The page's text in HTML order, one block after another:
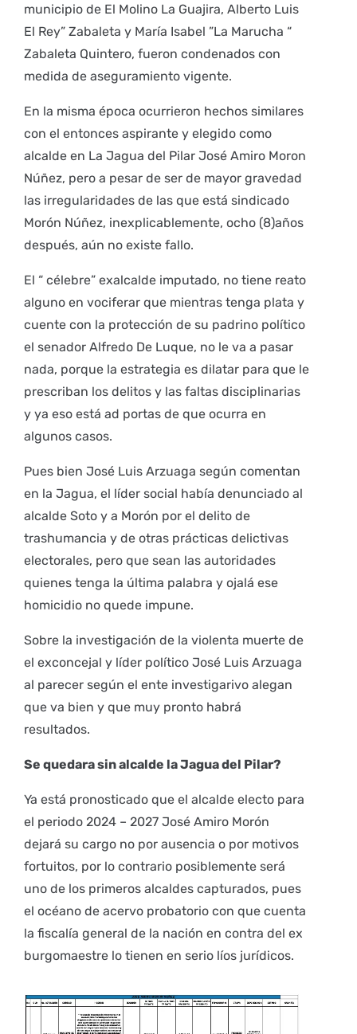
municipio de El Molino La Guajira, Alberto Luis
El Rey” Zabaleta y María Isabel ”La Marucha “
Zabaleta Quintero, fueron condenados con
medida de aseguramiento vigente.
En la misma época ocurrieron hechos similares
con el entonces aspirante y elegido como
alcalde en La Jagua del Pilar José Amiro Moron
Núñez, pero a pesar de ser de mayor gravedad
las irregularidades de las que está sindicado
Morón Núñez, inexplicablemente, ocho (8)años
después, aún no existe fallo.
El “ célebre” exalcalde imputado, no tiene reato
alguno en vociferar que mientras tenga plata y
cuente con la protección de su padrino político
el senador Alfredo De Luque, no le va a pasar
nada, porque la estrategia es dilatar para que le
prescriban los delitos y las faltas disciplinarias
y ya eso está ad portas de que ocurra en
algunos casos.
Pues bien José Luis Arzuaga según comentan
en la Jagua, el líder social había denunciado al
alcalde Soto y a Morón por el delito de
trashumancia y de otras prácticas delictivas
electorales, pero que sean las autoridades
quienes tenga la última palabra y ojalá ese
homicidio no quede impune.
Sobre la investigación de la violenta muerte de
el exconcejal y líder político José Luis Arzuaga
al parecer según el ente investigarivo alegan
que va bien y que muy pronto habrá
resultados.
Se quedara sin alcalde la Jagua del Pilar?
Ya está pronosticado que el alcalde electo para
el periodo 2024 – 2027 José Amiro Morón
dejará su cargo no por ausencia o por motivos
fortuitos, por lo contrario posiblemente será
uno de los primeros alcaldes capturados, pues
el océano de acervo probatorio con que cuenta
la fiscalía general de la nación en contra del ex
burgomaestre lo tienen en serio líos jurídicos.